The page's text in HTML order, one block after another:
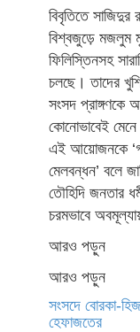
বিবৃতিতে সাজিদুর
বিশ্বজুড়ে মজলুম
ফিলিস্তিনসহ
চলছে। তাদের
সংসদ প্রাঙ্গণকে
কোনোভাবেই
এই আয়োজনকে
মেলবন্ধন’ বলে
তৌহিদি জনতার
চরমভাবে
আরও পড়ুন
আরও পড়ুন
সংসদে বোরকা-
হেফাজতের